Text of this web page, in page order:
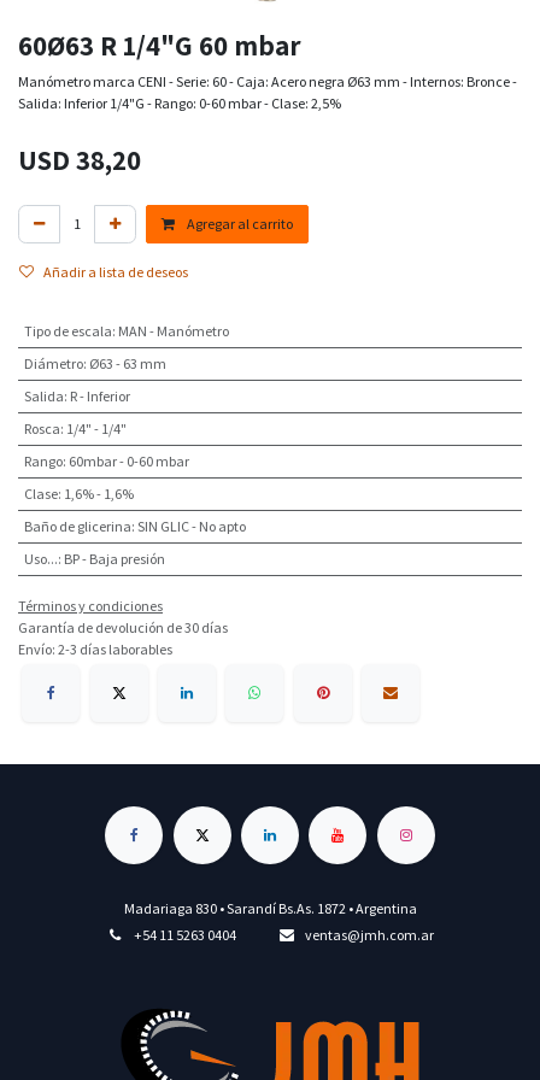
60Ø63 R 1/4"G 60 mbar
Manómetro marca CENI - Serie: 60 - Caja: Acero negra Ø63 mm - Internos: Bronce -
Salida: Inferior 1/4"G - Rango: 0-60 mbar - Clase: 2,5%
USD38,20
Agregar al carrito
Añadir a lista de deseos
Tipo de escala: MAN - Manómetro
Diámetro: Ø63 - 63 mm
Salida: R - Inferior
Rosca: 1/4" - 1/4"
Rango: 60mbar - 0-60 mbar
Clase: 1,6% - 1,6%
Baño de glicerina: SIN GLIC - No apto
Uso...: BP - Baja presión
Términos y condiciones
Garantía de devolución de 30 días
Envío: 2-3 días laborables
Madariaga 830 • Sarandí Bs.As. 1872 • Argentina
+54 11 5263 0404
ventas@jmh.com.ar